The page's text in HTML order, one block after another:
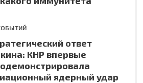
ответ
КНР впервые
ядерный удар